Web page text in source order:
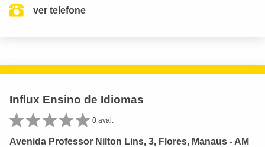
ver telefone
Influx Ensino de Idiomas
0 aval.
Avenida Professor Nilton Lins, 3, Flores, Manaus - AM